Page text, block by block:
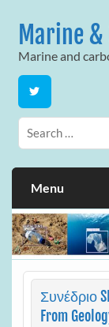
contentMarine &
Marine and
Menu
Συνέδριο
From